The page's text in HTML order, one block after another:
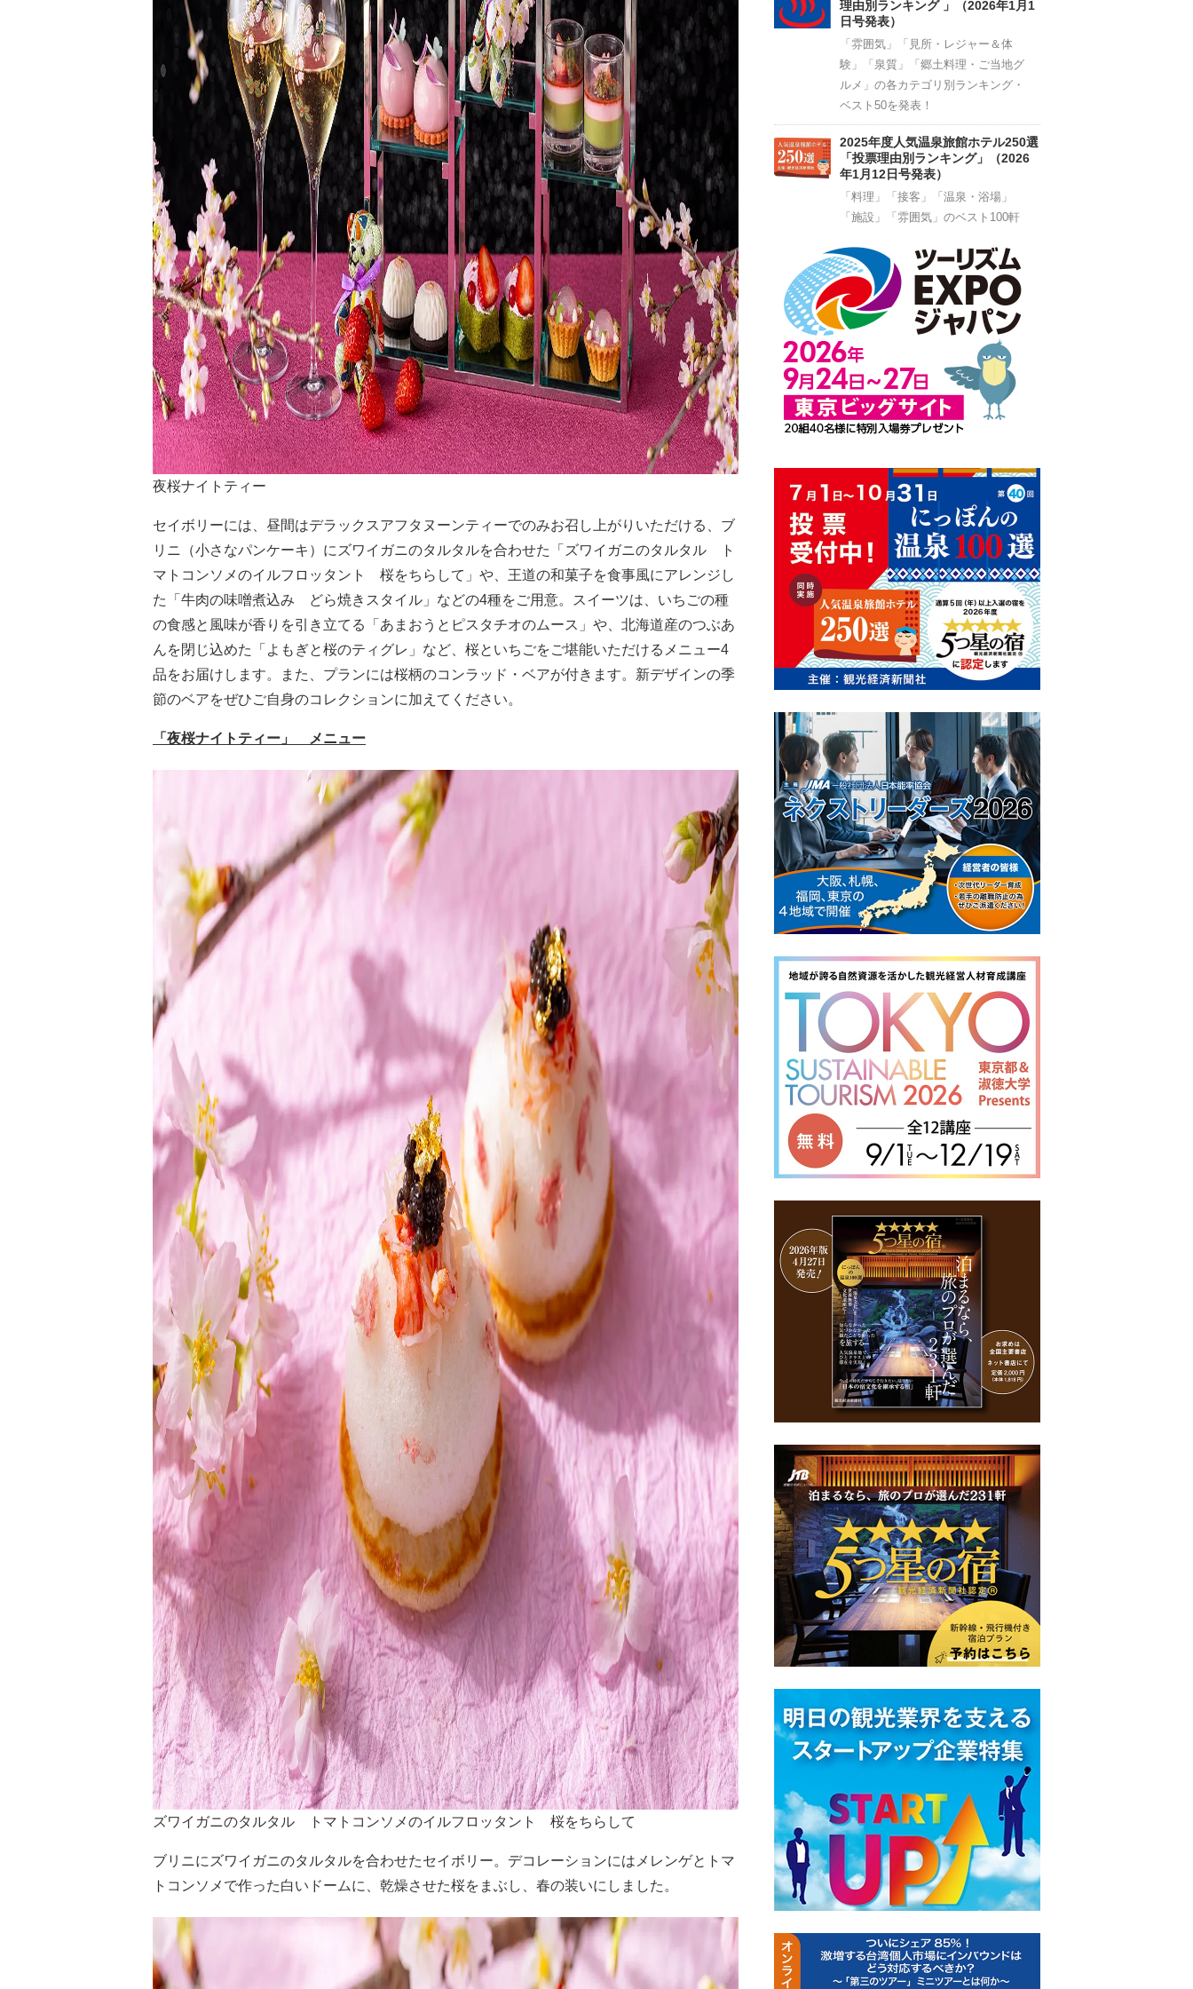
夜桜ナイトティー
セイボリーには、昼間はデラックスアフタヌーンティーでのみお召し上がりいただける、ブ
リニ（小さなパンケーキ）にズワイガニのタルタルを合わせた「ズワイガニのタルタル ト
マトコンソメのイルフロッタント 桜をちらして」や、王道の和菓子を食事風にアレンジし
た「牛肉の味噌煮込み どら焼きスタイル」などの4種をご用意。スイーツは、いちごの種
の食感と風味が香りを引き立てる「あまおうとピスタチオのムース」や、北海道産のつぶあ
んを閉じ込めた「よもぎと桜のティグレ」など、桜といちごをご堪能いただけるメニュー4
品をお届けします。また、プランには桜柄のコンラッド・ベアが付きます。新デザインの季
節のベアをぜひご自身のコレクションに加えてください。
「夜桜ナイトティー」 メニュー
ズワイガニのタルタル トマトコンソメのイルフロッタント 桜をちらして
ブリニにズワイガニのタルタルを合わせたセイボリー。デコレーションにはメレンゲとトマ
トコンソメで作った白いドームに、乾燥させた桜をまぶし、春の装いにしました。
理由別ランキング 」（2026年1月1
日号発表）
「雰囲気」「見所・レジャー＆体
験」「泉質」「郷土料理・ご当地グ
ルメ」の各カテゴリ別ランキング・
ベスト50を発表！
2025年度人気温泉旅館ホテル250選
「投票理由別ランキング」（2026
年1月12日号発表）
「料理」「接客」「温泉・浴場」
「施設」「雰囲気」のベスト100軒